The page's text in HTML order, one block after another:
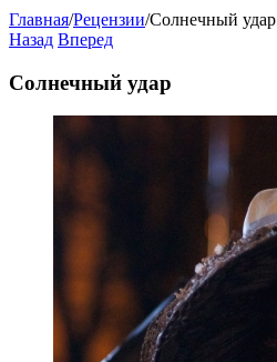
Главная/Рецензии/Солнечный удар
Назад Вперед
Солнечный удар